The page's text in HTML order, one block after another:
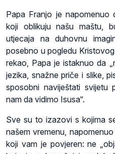
Papa Franjo je napomenuo
koji oblikuju našu maštu,
utjecaja na duhovnu
posebno u pogledu
rekao, Papa je istaknuo da
jezika, snažne priče i slike,
sposobni naviještati svijetu
nam da vidimo Isusa“.
Sve su to izazovi s kojima
našem vremenu,
koji vam je povjeren: ne